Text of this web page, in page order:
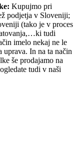
Kupujmo pri
podjetja v Sloveniji;
(tako je v proces
tudi
imelo nekaj ne le
uprava. In na ta način
še prodajamo na
tudi v naši